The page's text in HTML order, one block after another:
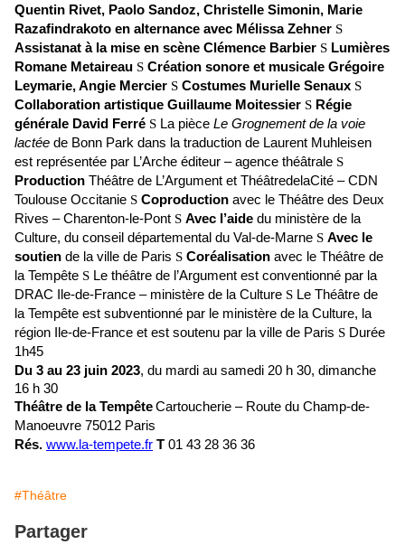
Quentin Rivet, Paolo Sandoz, Christelle Simonin, Marie
Razafindrakoto en alternance avec Mélissa Zehner S
Assistanat à la mise en scène Clémence Barbier S Lumières
Romane Metaireau S Création sonore et musicale Grégoire
Leymarie, Angie Mercier S Costumes Murielle Senaux S
Collaboration artistique Guillaume Moitessier S Régie
générale David Ferré S La pièce Le Grognement de la voie
lactée de Bonn Park dans la traduction de Laurent Muhleisen
est représentée par L’Arche éditeur – agence théâtrale S
Production Théâtre de L’Argument et ThéâtredelaCité – CDN
Toulouse Occitanie S Coproduction avec le Théâtre des Deux
Rives – Charenton-le-Pont S Avec l’aide du ministère de la
Culture, du conseil départemental du Val-de-Marne S Avec le
soutien de la ville de Paris S Coréalisation avec le Théâtre de
la Tempête S Le théâtre de l’Argument est conventionné par la
DRAC Ile-de-France – ministère de la Culture S Le Théâtre de
la Tempête est subventionné par le ministère de la Culture, la
région Ile-de-France et est soutenu par la ville de Paris S Durée
1h45
Du 3 au 23 juin 2023, du mardi au samedi 20 h 30, dimanche
16 h 30
Théâtre de la TempêteCartoucherie – Route du Champ-de-
Manoeuvre 75012 Paris
Rés. www.la-tempete.fr T 01 43 28 36 36
#Théâtre
Partager